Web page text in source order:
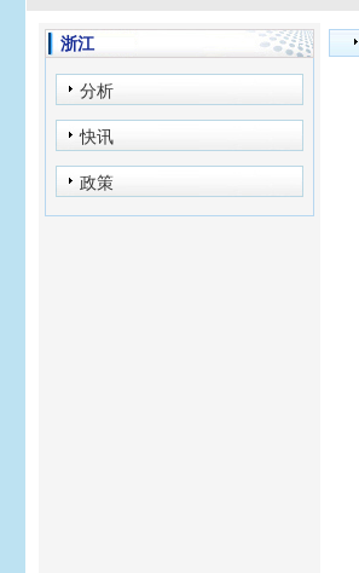
浙江
分析
快讯
政策